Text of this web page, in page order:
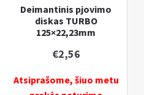
230×22,23mm
Deimantinis pjovimo
diskas TURBO
125×22,23mm
€2,56
Atsiprašome, šiuo metu